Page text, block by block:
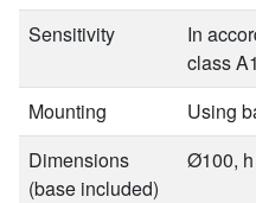
Sensitivity
In
class
Mounting
Using
Dimensions
(base included)
Ø100,